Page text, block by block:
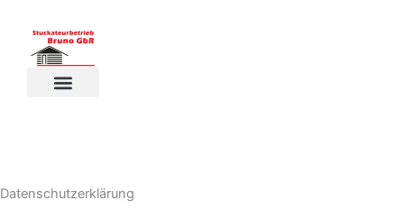
Inhalt
springen
Datenschutzerklärung